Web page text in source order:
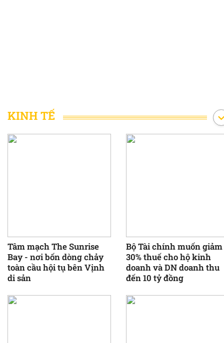
KINH TẾ
Tâm mạch The Sunrise
Bay - nơi bốn dòng chảy
toàn cầu hội tụ bên Vịnh
di sản
Bộ Tài chính muốn giảm
30% thuế cho hộ kinh
doanh và DN doanh thu
đến 10 tỷ đồng